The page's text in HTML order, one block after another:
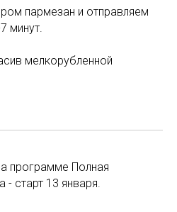
пармезан и отправляем
минут.
мелкорубленной
программе Полная
- старт 13 января.